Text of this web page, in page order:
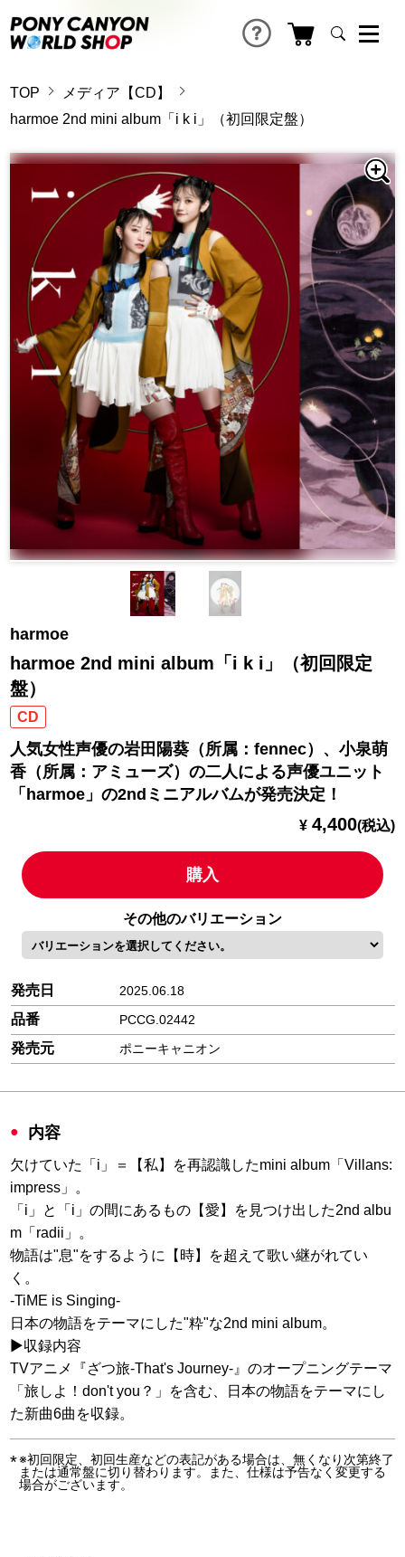
TOP
メディア【CD】
harmoe 2nd mini album「i k i」（初回限定盤）
harmoe
harmoe 2nd mini album「i k i」（初回限定
盤）
CD
人気女性声優の岩田陽葵（所属：fennec）、小泉萌
香（所属：アミューズ）の二人による声優ユニット
「harmoe」の2ndミニアルバムが発売決定！
¥ 4,400(税込)
購入
その他のバリエーション
発売日 2025.06.18
品番 PCCG.02442
発売元 ポニーキャニオン
内容
欠けていた「i」＝【私】を再認識したmini album「Villans:
impress」。
「i」と「i」の間にあるもの【愛】を見つけ出した2nd albu
m「radii」。
物語は"息"をするように【時】を超えて歌い継がれてい
く。
-TiME is Singing-
日本の物語をテーマにした"粋"な2nd mini album。
▶収録内容
TVアニメ『ざつ旅-That's Journey-』のオープニングテーマ
「旅しよ！don't you？」を含む、日本の物語をテーマにし
た新曲6曲を収録。
※初回限定、初回生産などの表記がある場合は、無くなり次第終了
または通常盤に切り替わります。また、仕様は予告なく変更する
場合がございます。